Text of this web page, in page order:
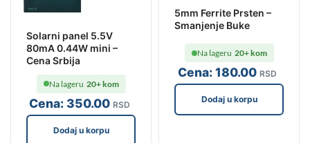
Solarni panel 5.5V
80mA 0.44W mini –
Cena Srbija
Cena:350.00 RSD
Na lageru 20+ kom
Dodaj u korpu
5mm Ferrite Prsten –
Smanjenje Buke
Cena:180.00 RSD
Na lageru 20+ kom
Dodaj u korpu